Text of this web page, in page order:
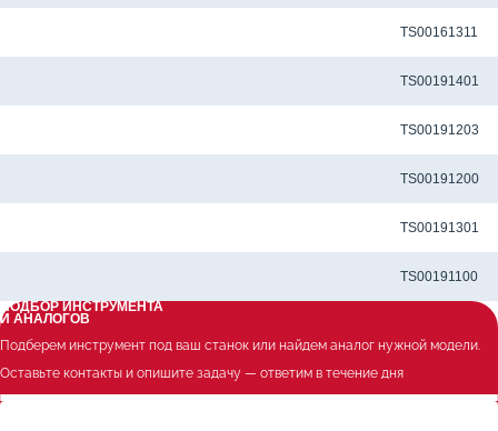
TS00161311
TS00191401
TS00191203
TS00191200
TS00191301
TS00191100
ПОДБОР ИНСТРУМЕНТА
И АНАЛОГОВ
Подберем инструмент под ваш станок или найдем аналог нужной модели.
Оставьте контакты и опишите задачу — ответим в течение дня